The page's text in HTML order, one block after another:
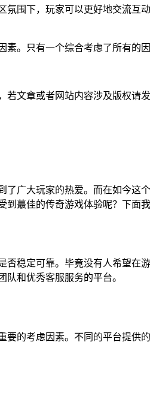
围下，玩家可以更好地交流
。只有一个综合考虑了所有的
文章或者网站内容涉及版权请
广大玩家的热爱。而在如今
蕞佳的传奇游戏体验呢？下面
稳定可靠。毕竟没有人希望
和优秀客服服务的平台。
要的考虑因素。不同的平台提